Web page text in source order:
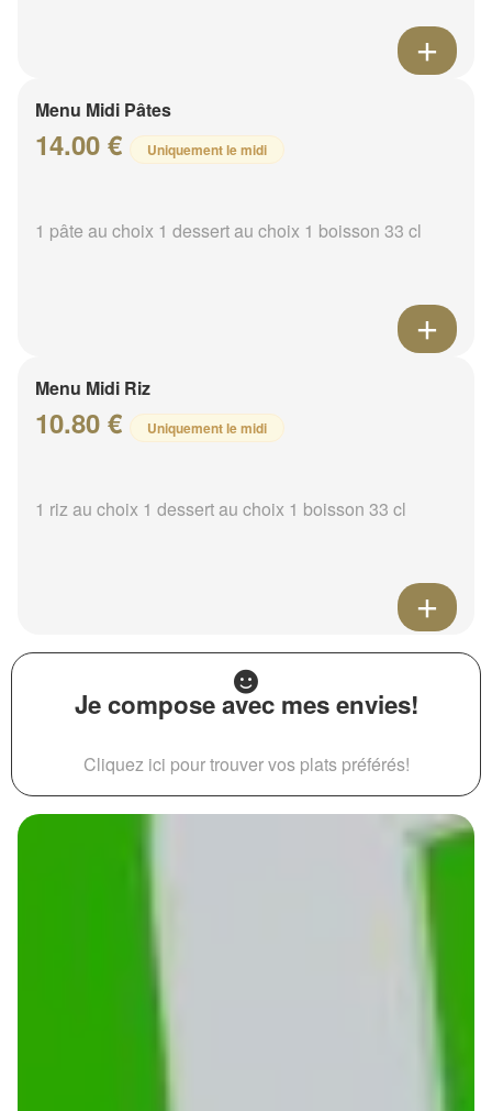
Menu Midi Pâtes
14.00 € Uniquement le midi
1 pâte au choix 1 dessert au choix 1 boisson 33 cl
Menu Midi Riz
10.80 € Uniquement le midi
1 riz au choix 1 dessert au choix 1 boisson 33 cl
Je compose avec mes envies!
Cliquez ici pour trouver vos plats préférés!